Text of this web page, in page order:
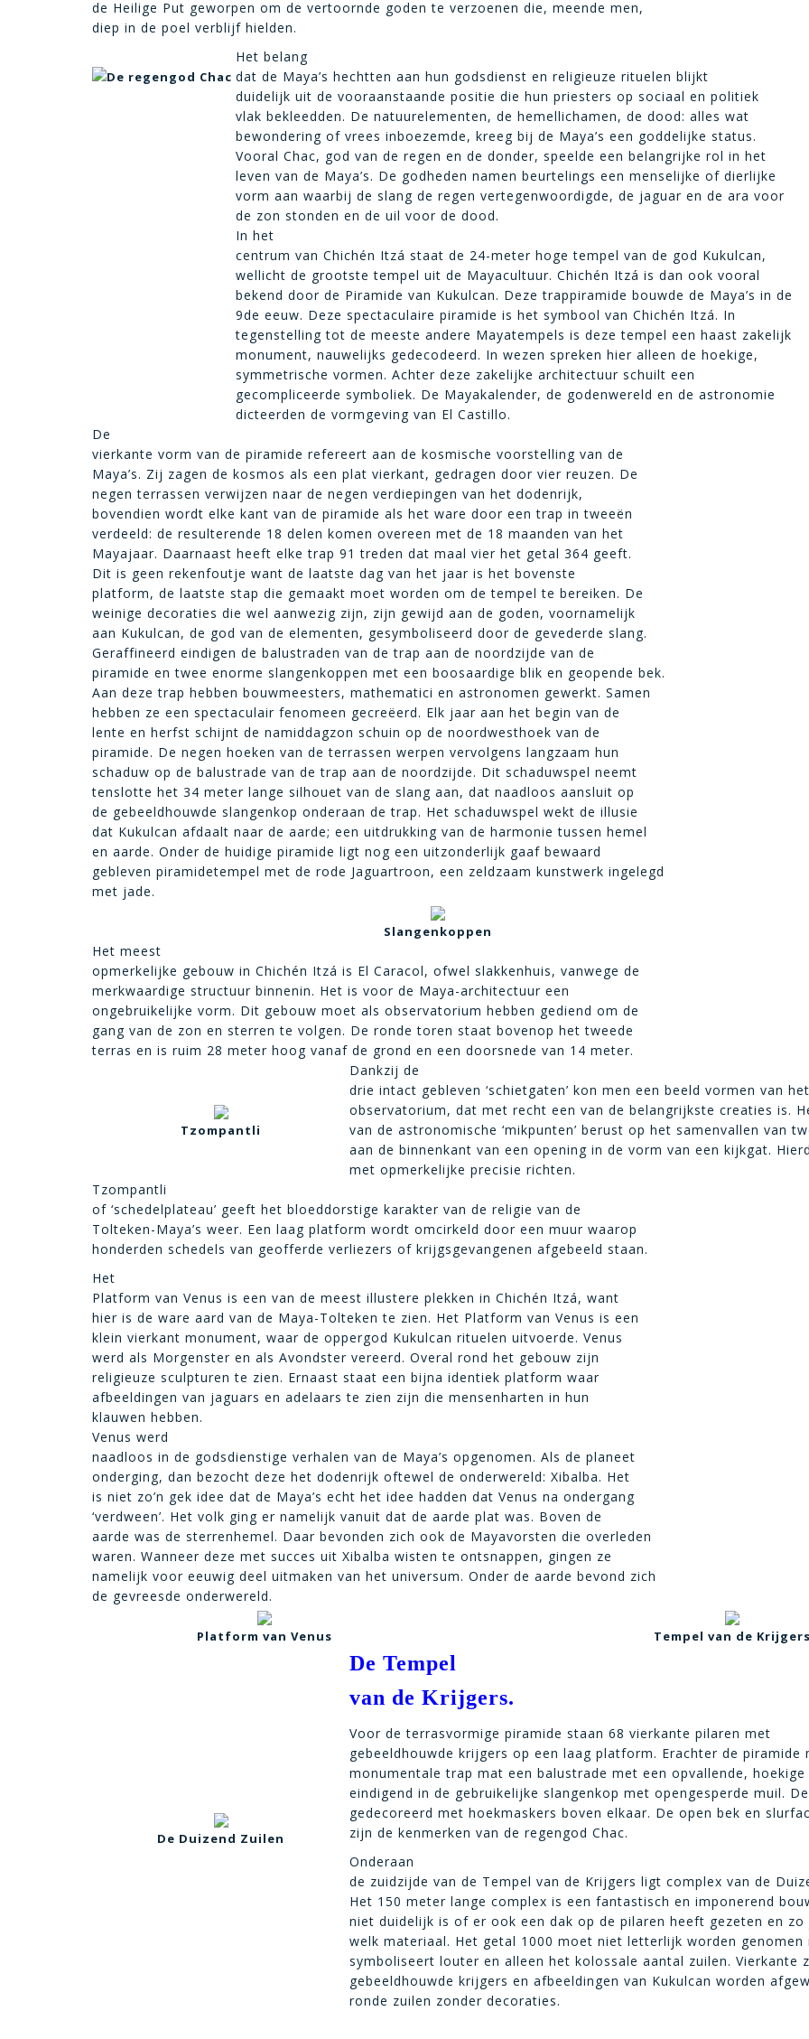
de Heilige Put geworpen om de vertoornde goden te verzoenen die, meende men,
diep in de poel verblijf hielden.
De regengod Chac
Het belang
dat de Maya’s hechtten aan hun godsdienst en religieuze rituelen blijkt
duidelijk uit de vooraanstaande positie die hun priesters op sociaal en politiek
vlak bekleedden. De natuurelementen, de hemellichamen, de dood: alles wat
bewondering of vrees inboezemde, kreeg bij de Maya’s een goddelijke status.
Vooral Chac, god van de regen en de donder, speelde een belangrijke rol in het
leven van de Maya’s. De godheden namen beurtelings een menselijke of dierlijke
vorm aan waarbij de slang de regen vertegenwoordigde, de jaguar en de ara voor
de zon stonden en de uil voor de dood.
In het
centrum van Chichén Itzá staat de 24-meter hoge tempel van de god Kukulcan,
wellicht de grootste tempel uit de Mayacultuur. Chichén Itzá is dan ook vooral
bekend door de Piramide van Kukulcan. Deze trappiramide bouwde de Maya’s in de
9de eeuw. Deze spectaculaire piramide is het symbool van Chichén Itzá. In
tegenstelling tot de meeste andere Mayatempels is deze tempel een haast zakelijk
monument, nauwelijks gedecodeerd. In wezen spreken hier alleen de hoekige,
symmetrische vormen. Achter deze zakelijke architectuur schuilt een
gecompliceerde symboliek. De Mayakalender, de godenwereld en de astronomie
dicteerden de vormgeving van El Castillo.
De
vierkante vorm van de piramide refereert aan de kosmische voorstelling van de
Maya’s. Zij zagen de kosmos als een plat vierkant, gedragen door vier reuzen. De
negen terrassen verwijzen naar de negen verdiepingen van het dodenrijk,
bovendien wordt elke kant van de piramide als het ware door een trap in tweeën
verdeeld: de resulterende 18 delen komen overeen met de 18 maanden van het
Mayajaar. Daarnaast heeft elke trap 91 treden dat maal vier het getal 364 geeft.
Dit is geen rekenfoutje want de laatste dag van het jaar is het bovenste
platform, de laatste stap die gemaakt moet worden om de tempel te bereiken. De
weinige decoraties die wel aanwezig zijn, zijn gewijd aan de goden, voornamelijk
aan Kukulcan, de god van de elementen, gesymboliseerd door de gevederde slang.
Geraffineerd eindigen de balustraden van de trap aan de noordzijde van de
piramide en twee enorme slangenkoppen met een boosaardige blik en geopende bek.
Aan deze trap hebben bouwmeesters, mathematici en astronomen gewerkt. Samen
hebben ze een spectaculair fenomeen gecreëerd. Elk jaar aan het begin van de
lente en herfst schijnt de namiddagzon schuin op de noordwesthoek van de
piramide. De negen hoeken van de terrassen werpen vervolgens langzaam hun
schaduw op de balustrade van de trap aan de noordzijde. Dit schaduwspel neemt
tenslotte het 34 meter lange silhouet van de slang aan, dat naadloos aansluit op
de gebeeldhouwde slangenkop onderaan de trap. Het schaduwspel wekt de illusie
dat Kukulcan afdaalt naar de aarde; een uitdrukking van de harmonie tussen hemel
en aarde. Onder de huidige piramide ligt nog een uitzonderlijk gaaf bewaard
gebleven piramidetempel met de rode Jaguartroon, een zeldzaam kunstwerk ingelegd
met jade.
Slangenkoppen
Het meest
opmerkelijke gebouw in Chichén Itzá is El Caracol, ofwel slakkenhuis, vanwege de
merkwaardige structuur binnenin. Het is voor de Maya-architectuur een
ongebruikelijke vorm. Dit gebouw moet als observatorium hebben gediend om de
gang van de zon en sterren te volgen. De ronde toren staat bovenop het tweede
terras en is ruim 28 meter hoog vanaf de grond en een doorsnede van 14 meter.
Tzompantli
Dankzij de
drie intact gebleven ‘schietgaten’ kon men een beeld vormen van
observatorium, dat met recht een van de belangrijkste creaties is.
van de astronomische ‘mikpunten’ berust op het samenvallen van
aan de binnenkant van een opening in de vorm van een kijkgat.
met opmerkelijke precisie richten.
Tzompantli
of ‘schedelplateau’ geeft het bloeddorstige karakter van de religie van de
Tolteken-Maya’s weer. Een laag platform wordt omcirkeld door een muur waarop
honderden schedels van geofferde verliezers of krijgsgevangenen afgebeeld staan.
Het
Platform van Venus is een van de meest illustere plekken in Chichén Itzá, want
hier is de ware aard van de Maya-Tolteken te zien. Het Platform van Venus is een
klein vierkant monument, waar de oppergod Kukulcan rituelen uitvoerde. Venus
werd als Morgenster en als Avondster vereerd. Overal rond het gebouw zijn
religieuze sculpturen te zien. Ernaast staat een bijna identiek platform waar
afbeeldingen van jaguars en adelaars te zien zijn die mensenharten in hun
klauwen hebben.
Venus werd
naadloos in de godsdienstige verhalen van de Maya’s opgenomen. Als de planeet
onderging, dan bezocht deze het dodenrijk oftewel de onderwereld: Xibalba. Het
is niet zo’n gek idee dat de Maya’s echt het idee hadden dat Venus na ondergang
‘verdween’. Het volk ging er namelijk vanuit dat de aarde plat was. Boven de
aarde was de sterrenhemel. Daar bevonden zich ook de Mayavorsten die overleden
waren. Wanneer deze met succes uit Xibalba wisten te ontsnappen, gingen ze
namelijk voor eeuwig deel uitmaken van het universum. Onder de aarde bevond zich
de gevreesde onderwereld.
Platform van Venus Tempel van de
De Duizend Zuilen
De Tempel
van de Krijgers.
Voor de terrasvormige piramide staan 68 vierkante pilaren met
gebeeldhouwde krijgers op een laag platform. Erachter de piramide
monumentale trap mat een balustrade met een opvallende,
eindigend in de gebruikelijke slangenkop met opengesperde muil.
gedecoreerd met hoekmaskers boven elkaar. De open bek en
zijn de kenmerken van de regengod Chac.
Onderaan
de zuidzijde van de Tempel van de Krijgers ligt complex van de
Het 150 meter lange complex is een fantastisch en imponerend
niet duidelijk is of er ook een dak op de pilaren heeft gezeten en zo
welk materiaal. Het getal 1000 moet niet letterlijk worden genomen
symboliseert louter en alleen het kolossale aantal zuilen. Vierkante
gebeeldhouwde krijgers en afbeeldingen van Kukulcan worden
ronde zuilen zonder decoraties.